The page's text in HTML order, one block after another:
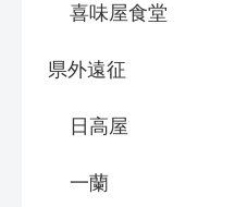
喜味屋食堂
県外遠征
日高屋
一蘭